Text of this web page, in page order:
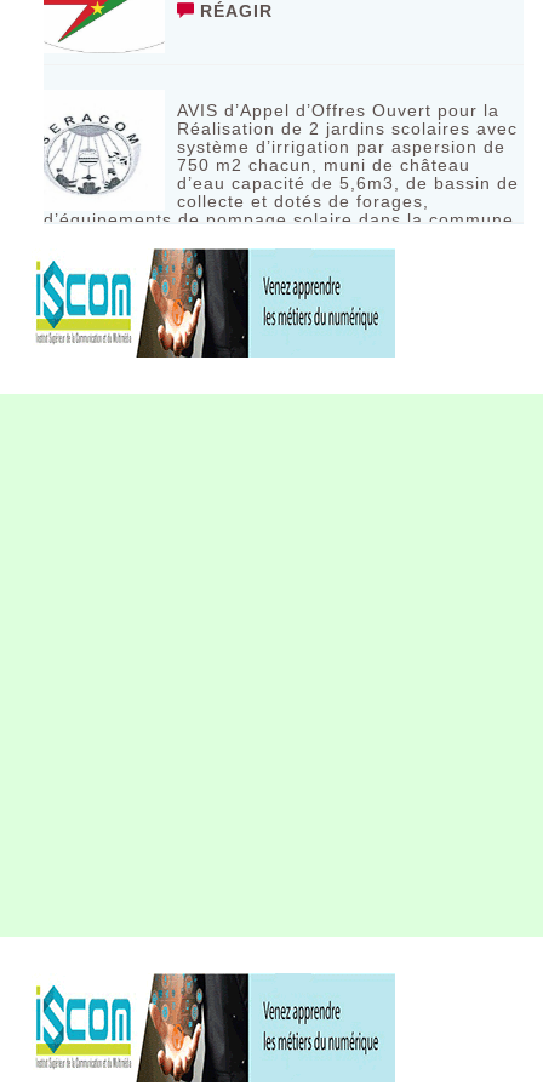
RÉAGIR
AVIS d’Appel d’Offres Ouvert pour la
Réalisation de 2 jardins scolaires avec
système d’irrigation par aspersion de
750 m2 chacun, muni de château
d’eau capacité de 5,6m3, de bassin de
collecte et dotés de forages,
d’équipements de pompage solaire dans la commune